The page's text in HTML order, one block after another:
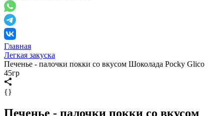
Главная
Легкая закуска
Печенье - палочки покки со вкусом Шоколада Pocky Glico
45гр
{}
Печенье - палочки покки со вкусом